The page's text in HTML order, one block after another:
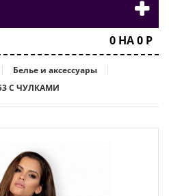
0 НА0 Р
Белье и аксессуары
С ЧУЛКАМИ